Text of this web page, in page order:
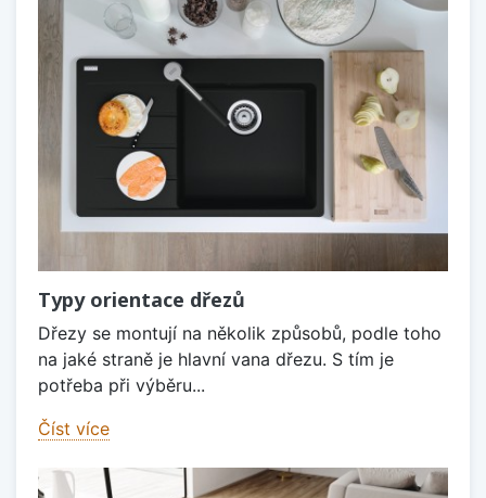
Typy orientace dřezů
Dřezy se montují na několik způsobů, podle toho
na jaké straně je hlavní vana dřezu. S tím je
potřeba při výběru...
Číst více